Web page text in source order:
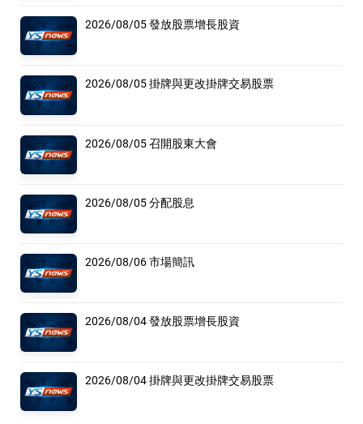
2026/08/05 發放股票增長股資
2026/08/05 掛牌與更改掛牌交易股票
2026/08/05 召開股東大會
2026/08/05 分配股息
2026/08/06 市場簡訊
2026/08/04 發放股票增長股資
2026/08/04 掛牌與更改掛牌交易股票